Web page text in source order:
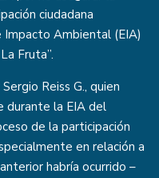
ciudadana
Impacto Ambiental (EIA)
Fruta”.
Reiss G., quien
durante la EIA del
de la participación
en relación a
habría ocurrido –